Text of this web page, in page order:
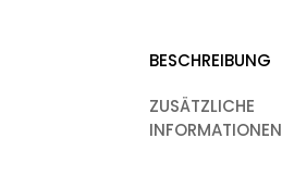
BESCHREIBUNG
ZUSÄTZLICHE
INFORMATIONEN